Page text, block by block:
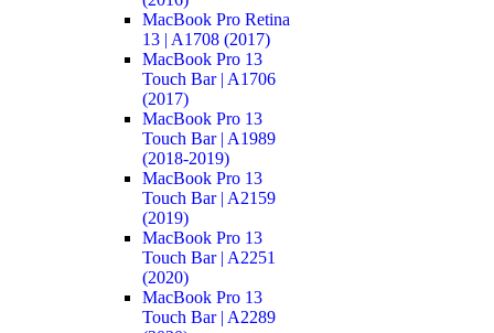
MacBook Pro Retina
13 | A1708 (2017)
MacBook Pro 13
Touch Bar | A1706
(2017)
MacBook Pro 13
Touch Bar | A1989
(2018-2019)
MacBook Pro 13
Touch Bar | A2159
(2019)
MacBook Pro 13
Touch Bar | A2251
(2020)
MacBook Pro 13
Touch Bar | A2289